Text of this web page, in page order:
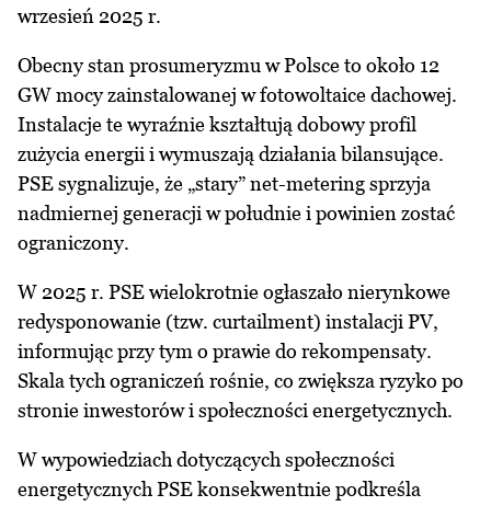
wrzesień 2025 r.
Obecny stan prosumeryzmu w Polsce to około 12
GW mocy zainstalowanej w fotowoltaice dachowej.
Instalacje te wyraźnie kształtują dobowy profil
zużycia energii i wymuszają działania bilansujące.
PSE sygnalizuje, że „stary” net-metering sprzyja
nadmiernej generacji w południe i powinien zostać
ograniczony.
W 2025 r. PSE wielokrotnie ogłaszało nierynkowe
redysponowanie (tzw. curtailment) instalacji PV,
informując przy tym o prawie do rekompensaty.
Skala tych ograniczeń rośnie, co zwiększa ryzyko po
stronie inwestorów i społeczności energetycznych.
W wypowiedziach dotyczących społeczności
energetycznych PSE konsekwentnie podkreśla